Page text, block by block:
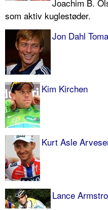
Joachim B.
som aktiv kuglestøder.
Jon Dahl
Kim Kirchen
Kurt Asle
Lance